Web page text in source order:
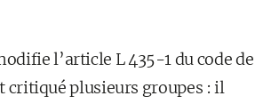
l’article L 435-1 du code de
critiqué plusieurs groupes : il